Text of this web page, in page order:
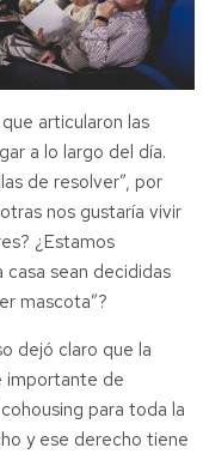
articularon las
a lo largo del día.
de resolver”, por
nos gustaría vivir
¿Estamos
sean decididas
mascota”?
dejó claro que la
importante de
para toda la
y ese derecho tiene